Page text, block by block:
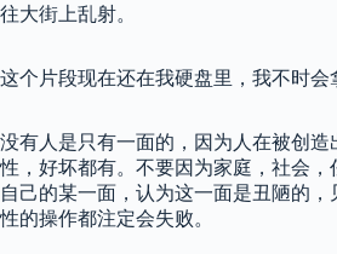
往大街上乱射。
这个片段现在还在我硬盘里，我不时会
没有人是只有一面的，因为人在被创造
性，好坏都有。不要因为家庭，社会
自己的某一面，认为这一面是丑陋的，
性的操作都注定会失败。